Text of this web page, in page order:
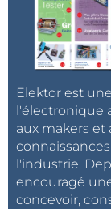
Elektor est
l'électronique
aux makers
l'industrie.
encouragé
concevoir,